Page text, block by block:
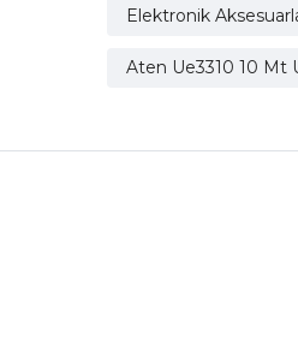
Elektronik
Aten Ue3310 10 Mt